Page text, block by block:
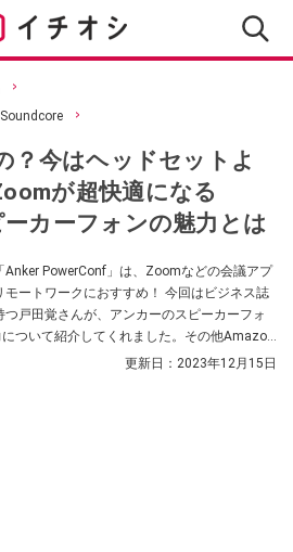
？今はヘッドセットよ
が超快適になる
ーカーフォンの魅力とは
Anker PowerConf」は、Zoomなどの会議アプ
モートワークにおすすめ！ 今回はビジネス誌
戸田覚さんが、アンカーのスピーカーフォ
ついて紹介してくれました。その他Amazon
ますので、ぜひ参考にしてみてくださいね。
更新日： 2023年12月15日